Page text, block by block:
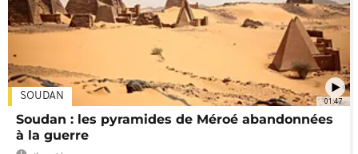
01:47
SOUDAN
Soudan : les pyramides de Méroé abandonnées
à la guerre